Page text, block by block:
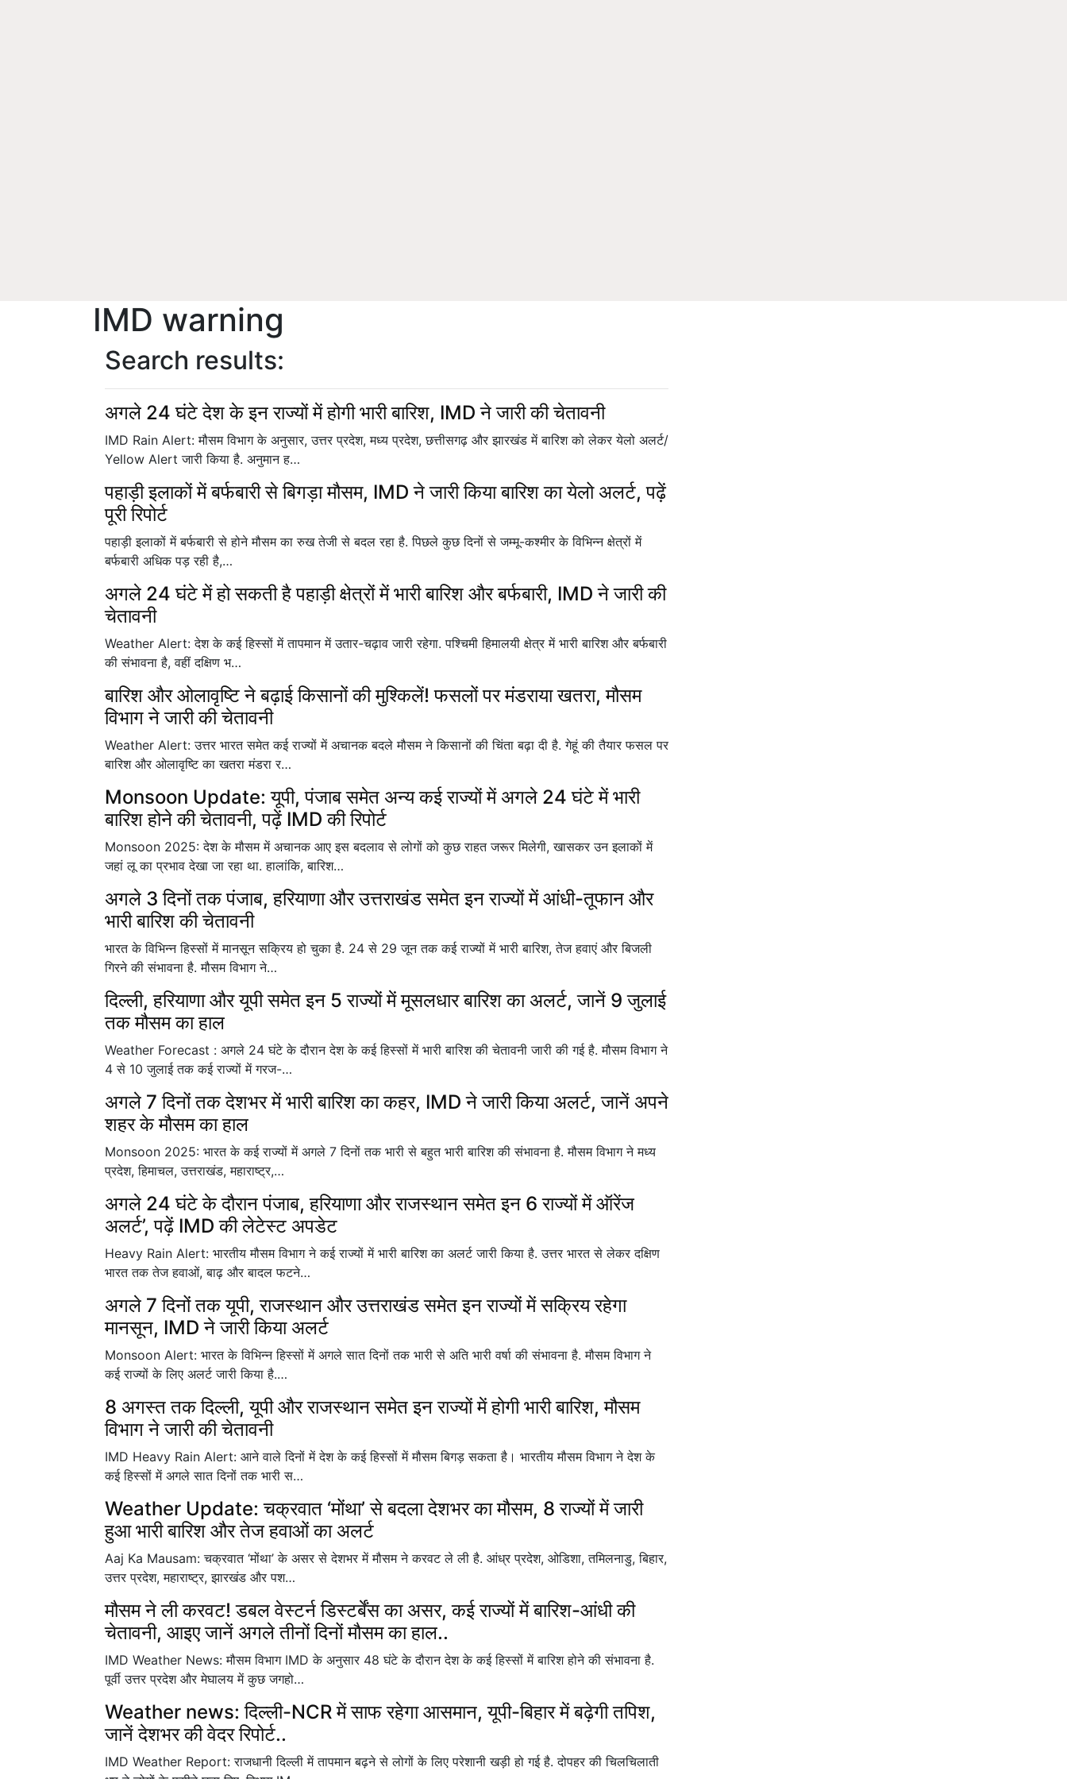
IMD warning
Search results:
अगले 24 घंटे देश के इन राज्यों में होगी भारी बारिश, IMD ने जारी की चेतावनी
IMD Rain Alert: मौसम विभाग के अनुसार, उत्तर प्रदेश, मध्य प्रदेश, छत्तीसगढ़ और झारखंड में बारिश को लेकर येलो अलर्ट/
Yellow Alert जारी किया है. अनुमान ह…
पहाड़ी इलाकों में बर्फबारी से बिगड़ा मौसम, IMD ने जारी किया बारिश का येलो अलर्ट, पढ़ें
पूरी रिपोर्ट
पहाड़ी इलाकों में बर्फबारी से होने मौसम का रुख तेजी से बदल रहा है. पिछले कुछ दिनों से जम्मू-कश्मीर के विभिन्न क्षेत्रों में
बर्फबारी अधिक पड़ रही है,…
अगले 24 घंटे में हो सकती है पहाड़ी क्षेत्रों में भारी बारिश और बर्फबारी, IMD ने जारी की
चेतावनी
Weather Alert: देश के कई हिस्सों में तापमान में उतार-चढ़ाव जारी रहेगा. पश्चिमी हिमालयी क्षेत्र में भारी बारिश और बर्फबारी
की संभावना है, वहीं दक्षिण भ…
बारिश और ओलावृष्टि ने बढ़ाई किसानों की मुश्किलें! फसलों पर मंडराया खतरा, मौसम
विभाग ने जारी की चेतावनी
Weather Alert: उत्तर भारत समेत कई राज्यों में अचानक बदले मौसम ने किसानों की चिंता बढ़ा दी है. गेहूं की तैयार फसल पर
बारिश और ओलावृष्टि का खतरा मंडरा र…
Monsoon Update: यूपी, पंजाब समेत अन्य कई राज्यों में अगले 24 घंटे में भारी
बारिश होने की चेतावनी, पढ़ें IMD की रिपोर्ट
Monsoon 2025: देश के मौसम में अचानक आए इस बदलाव से लोगों को कुछ राहत जरूर मिलेगी, खासकर उन इलाकों में
जहां लू का प्रभाव देखा जा रहा था. हालांकि, बारिश…
अगले 3 दिनों तक पंजाब, हरियाणा और उत्तराखंड समेत इन राज्यों में आंधी-तूफान और
भारी बारिश की चेतावनी
भारत के विभिन्न हिस्सों में मानसून सक्रिय हो चुका है. 24 से 29 जून तक कई राज्यों में भारी बारिश, तेज हवाएं और बिजली
गिरने की संभावना है. मौसम विभाग ने…
दिल्ली, हरियाणा और यूपी समेत इन 5 राज्यों में मूसलधार बारिश का अलर्ट, जानें 9 जुलाई
तक मौसम का हाल
Weather Forecast : अगले 24 घंटे के दौरान देश के कई हिस्सों में भारी बारिश की चेतावनी जारी की गई है. मौसम विभाग ने
4 से 10 जुलाई तक कई राज्यों में गरज-…
अगले 7 दिनों तक देशभर में भारी बारिश का कहर, IMD ने जारी किया अलर्ट, जानें अपने
शहर के मौसम का हाल
Monsoon 2025: भारत के कई राज्यों में अगले 7 दिनों तक भारी से बहुत भारी बारिश की संभावना है. मौसम विभाग ने मध्य
प्रदेश, हिमाचल, उत्तराखंड, महाराष्ट्र,…
अगले 24 घंटे के दौरान पंजाब, हरियाणा और राजस्थान समेत इन 6 राज्यों में ऑरेंज
अलर्ट’, पढ़ें IMD की लेटेस्ट अपडेट
Heavy Rain Alert: भारतीय मौसम विभाग ने कई राज्यों में भारी बारिश का अलर्ट जारी किया है. उत्तर भारत से लेकर दक्षिण
भारत तक तेज हवाओं, बाढ़ और बादल फटने…
अगले 7 दिनों तक यूपी, राजस्थान और उत्तराखंड समेत इन राज्यों में सक्रिय रहेगा
मानसून, IMD ने जारी किया अलर्ट
Monsoon Alert: भारत के विभिन्न हिस्सों में अगले सात दिनों तक भारी से अति भारी वर्षा की संभावना है. मौसम विभाग ने
कई राज्यों के लिए अलर्ट जारी किया है.…
8 अगस्त तक दिल्ली, यूपी और राजस्थान समेत इन राज्यों में होगी भारी बारिश, मौसम
विभाग ने जारी की चेतावनी
IMD Heavy Rain Alert: आने वाले दिनों में देश के कई हिस्सों में मौसम बिगड़ सकता है। भारतीय मौसम विभाग ने देश के
कई हिस्सों में अगले सात दिनों तक भारी स…
Weather Update: चक्रवात ‘मोंथा’ से बदला देशभर का मौसम, 8 राज्यों में जारी
हुआ भारी बारिश और तेज हवाओं का अलर्ट
Aaj Ka Mausam: चक्रवात ‘मोंथा’ के असर से देशभर में मौसम ने करवट ले ली है. आंध्र प्रदेश, ओडिशा, तमिलनाडु, बिहार,
उत्तर प्रदेश, महाराष्ट्र, झारखंड और पश…
मौसम ने ली करवट! डबल वेस्टर्न डिस्टर्बेंस का असर, कई राज्यों में बारिश-आंधी की
चेतावनी, आइए जानें अगले तीनों दिनों मौसम का हाल..
IMD Weather News: मौसम विभाग IMD के अनुसार 48 घंटे के दौरान देश के कई हिस्सों में बारिश होने की संभावना है.
पूर्वी उत्तर प्रदेश और मेघालय में कुछ जगहो…
Weather news: दिल्ली-NCR में साफ रहेगा आसमान, यूपी-बिहार में बढ़ेगी तपिश,
जानें देशभर की वेदर रिपोर्ट..
IMD Weather Report: राजधानी दिल्ली में तापमान बढ़ने से लोगों के लिए परेशानी खड़ी हो गई है. दोपहर की चिलचिलाती